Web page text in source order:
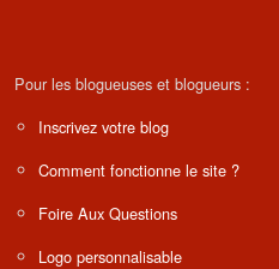
Pour les blogueuses et blogueurs :
Inscrivez votre blog
Comment fonctionne le site ?
Foire Aux Questions
Logo personnalisable